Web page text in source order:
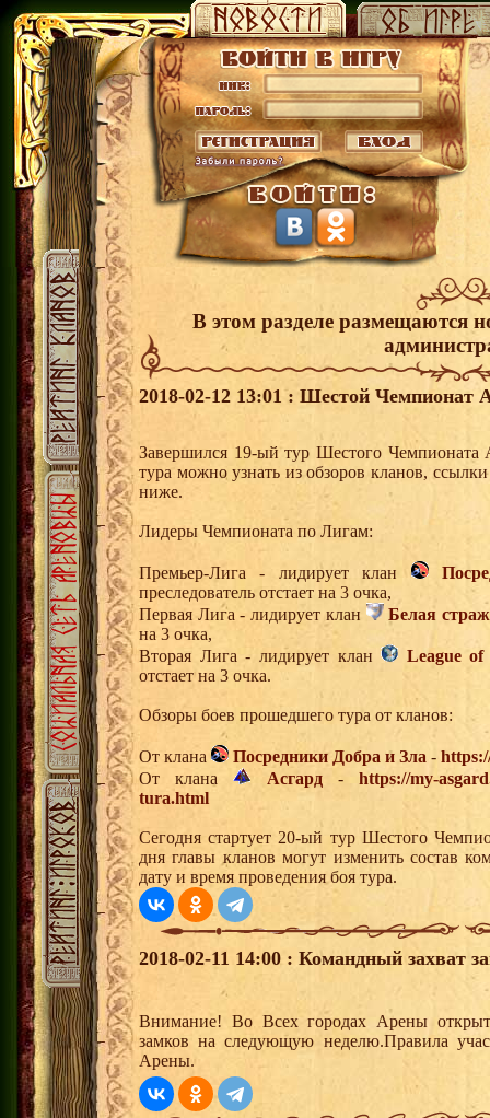
В этом разделе размещаются
2018-02-12 13:01 : Шестой Чемпионат
Завершился 19-ый тур Шестого
тура можно узнать из обзоров кланов,
ниже.
Лидеры Чемпионата по Лигам:
Премьер-Лига - лидирует клан
преследователь отстает на 3 очка,
Первая Лига - лидирует клан
Белая
на 3 очка,
Вторая Лига - лидирует клан
League of
отстает на 3 очка.
Обзоры боев прошедшего тура от кланов:
От клана Посредники Добра и Зла -
От клана
Асгард-https://my-
tura.html
Сегодня стартует 20-ый тур Шестого
дня главы кланов могут изменить состав
дату и время проведения боя тура.
2018-02-11 14:00 : Командный захват
Внимание! Во Всех городах Арены
замков на следующую неделю.Правила
Арены.